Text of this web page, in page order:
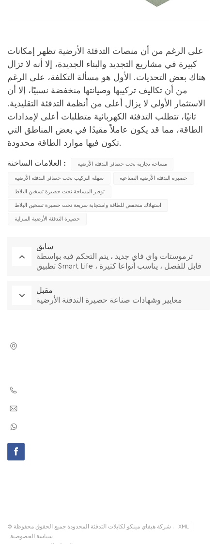
على الرغم من أن منصات التدفئة الأرضية تظهر إمكانات
كبيرة في مشاريع التجديد والبناء الجديدة، إلا أنه لا تزال
هناك بعض التحديات. الأول هو مسألة التكلفة، على الرغم
من أن تكاليف تركيبها وصيانتها منخفضة نسبيًا، إلا أن
الاستثمار الأولي لا يزال أعلى من أنظمة التدفئة التقليدية.
ثانيًا، تتطلب التدفئة الكهربائية متطلبات أعلى لإمدادات
الطاقة، مما قد يكون عاملاً مقيدًا في بعض المناطق التي
تكون فيها موارد الطاقة محدودة.
العلامات الساخنة : مساحة تجارية تحت حصائر التدفئة الأرضية
سهلة التركيب تحت حصائر التدفئة الأرضية حصيرة التدفئة الأرضية الصناعية
توفير المساحة تحت حصيرة تسخين البلاط
استهلاك منخفض للطاقة واستجابة سريعة تحت حصيرة تسخين البلاط
حصيرة التدفئة الأرضية المنزلية
سابق
ترموستات واي فاي جديد ، يتم التحكم فيه بواسطة
تطبيق Smart Life ، قابل للفصل ، يناسب أنواعا كثيرة
مقبل
معايير وشهادات صناعة حصيرة التدفئة الأرضية
© شركة هيفاي مينكو لكابلات التدفئة المحدودة جميع الحقوق محفوظة . XML
سياسة الخصوصية